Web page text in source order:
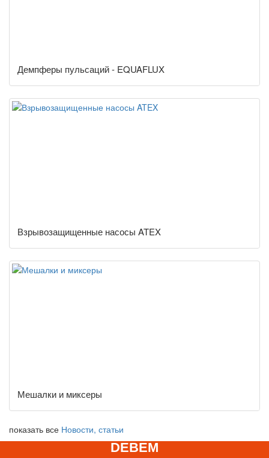
Демпферы пульсаций - EQUAFLUX
Взрывозащищенные насосы ATEX
Мешалки и миксеры
показать все Новости, статьи
DEBEM